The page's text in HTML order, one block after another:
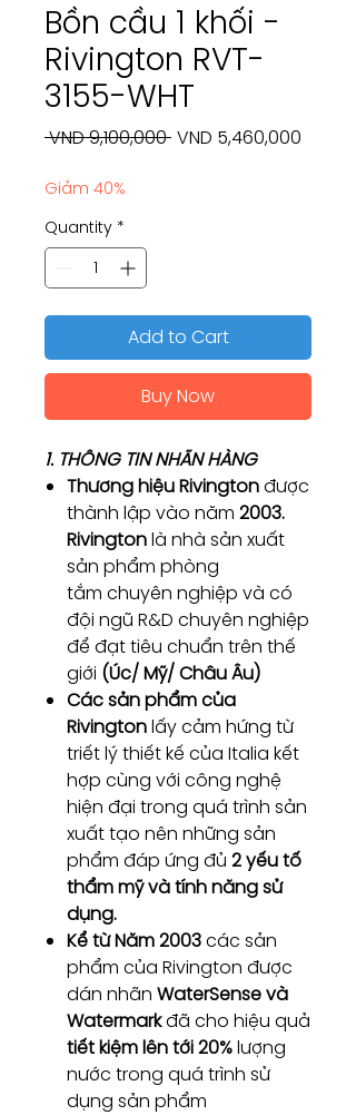
Bồn cầu 1 khối -
Rivington RVT-
3155-WHT
VND 9,100,000 Regular
VND 5,460,000
Giảm 40%
Quantity *
Add to Cart
Buy Now
1. THÔNG TIN NHÃN HÀNG
Thương hiệu Rivingtonđược
thành lập vào năm 2003.
Rivingtonlà nhà sản xuất
sản phẩm phòng
tắm chuyên nghiệp và có
đội ngũ R&D chuyên nghiệp
để đạt tiêu chuẩn trên thế
giới (Úc/ Mỹ/ Châu Âu)
Các sản phẩm của
Rivingtonlấy cảm hứng từ
triết lý thiết kế của Italia kết
hợp cùng với công nghệ
hiện đại trong quá trình sản
xuất tạo nên những sản
phẩm đáp ứng đủ 2 yếu tố
thẩm mỹ và tính năng sử
dụng.
Kể từ Năm 2003các sản
phẩm của Rivington được
dán nhãn WaterSense và
Watermarkđã cho hiệu quả
tiết kiệm lên tới 20%lượng
nước trong quá trình sử
dụng sản phẩm